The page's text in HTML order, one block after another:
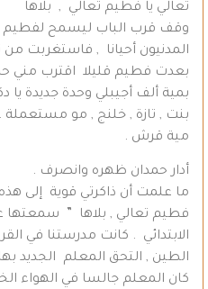
تعالي يا فطيم تعالي , بلاها
وقف قرب الباب ليسمح لفطيم
المدنيون أحيانا , فاستغربت
بعدت فطيم قليلا اقترب مني
بمية ألف أجيبلي وحدة جديدة يا
بنت , تازة , خلنج , مو
مية قرش .
أدار حمدان ظهره وانصرف .
ما علمت أن ذاكرتي قوية إلى
فطيم تعالي , بلاها ” سمعتها
الابتدائي . كانت مدرستنا في
الطين , التحق المعلم الجديد
كان المعلم جالسا في الهواء